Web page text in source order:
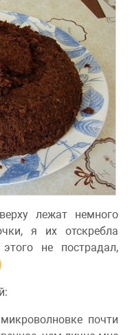
лежат немного
я их отскребла
не пострадал,
почти